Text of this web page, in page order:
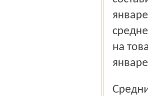
на
Средний размер назначенных пенсий на 1 октября 2012 г.